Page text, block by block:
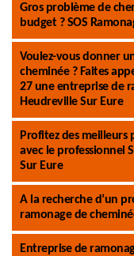
Gros problème de
budget ? SOS
Voulez-vous donner
cheminée ? Faites
27 une entreprise de
Heudreville Sur Eure
Profitez des meilleurs
avec le professionnel
Sur Eure
A la recherche d’un
ramonage de
Entreprise de